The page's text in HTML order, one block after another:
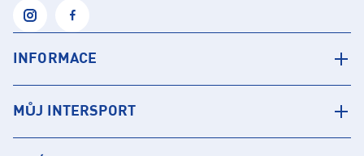
INFORMACE
MŮJ INTERSPORT